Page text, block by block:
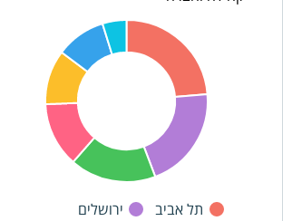
תל אביב
ירושלים